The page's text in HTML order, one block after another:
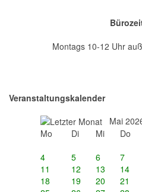
Montags 10-12 Uhr
Veranstaltungskalender
Mai
Mo
Di Mi Do
4
5 6 7
11
12 13 14
18
19 20 21